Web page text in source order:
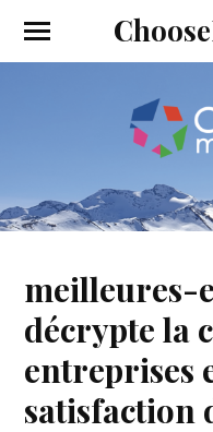
meilleures-
décrypte la
entreprises
satisfaction